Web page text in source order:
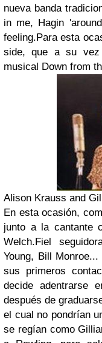
nueva banda
in me, Hagin
feeling.Para esta
side, que a su vez
musical Down from
Alison Krauss and
En esta ocasión,
junto a la cantante
Welch.Fiel
Young, Bill
sus primeros
decide adentrarse
después de
el cual no pondrían
se regían como